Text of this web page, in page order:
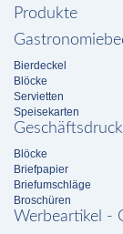
Produkte
Bierdeckel
Blöcke
Servietten
Speisekarten
Blöcke
Briefpapier
Briefumschläge
Broschüren
Werbeartikel -